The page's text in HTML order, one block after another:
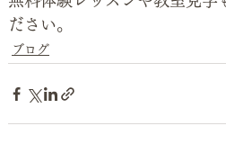
ださい。
ブログ